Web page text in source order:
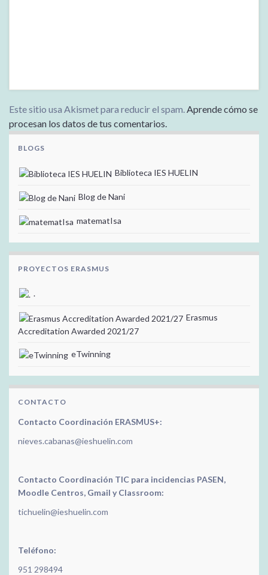
Este sitio usa Akismet para reducir el spam.Aprende cómo se
procesan los datos de tus comentarios.
BLOGS
Biblioteca IES HUELIN
Blog de Nani
matematIsa
PROYECTOS ERASMUS
.
Erasmus
Accreditation Awarded 2021/27
eTwinning
CONTACTO
Contacto Coordinación ERASMUS+:
nieves.cabanas@ieshuelin.com
Contacto Coordinación TIC para incidencias PASEN,
Moodle Centros, Gmail y Classroom:
tichuelin@ieshuelin.com
Teléfono:
951 298494